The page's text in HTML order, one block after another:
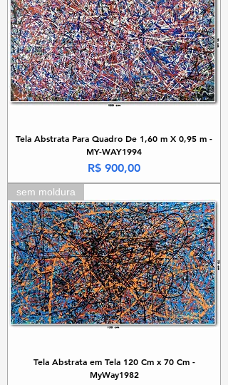
Tela Abstrata Para Quadro De 1,60 m X 0,95 m -
MY-WAY1994
Preço
R$ 900,00
sem moldura
Tela Abstrata em Tela 120 Cm x 70 Cm -
MyWay1982